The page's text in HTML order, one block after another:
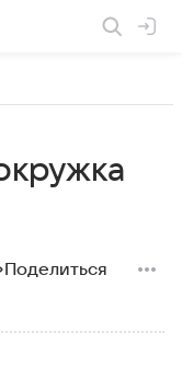
Поделиться